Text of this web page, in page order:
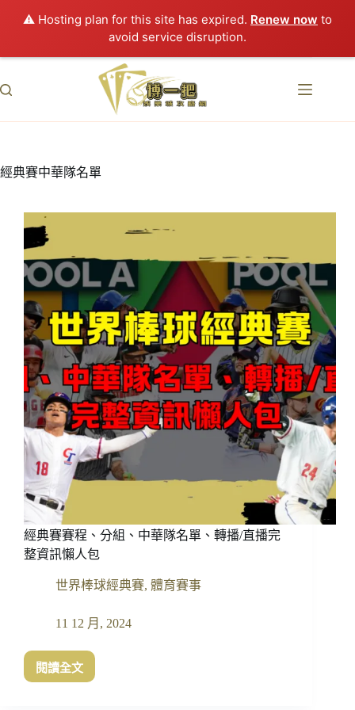
⚠️ Hosting plan for this site has expired. Renew now to
avoid service disruption.
至
要
經典賽中華隊名單
經典賽賽程、分組、中華隊名單、轉播/直播完
整資訊懶人包
世界棒球經典賽, 體育賽事
11 12 月, 2024
閱讀全文
經